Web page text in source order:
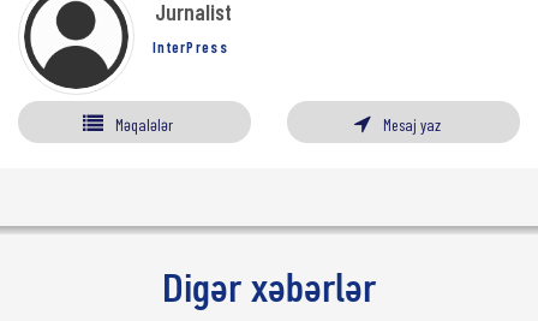
Jurnalist
InterPress
Məqalələr Mesaj yaz
Digər xəbərlər